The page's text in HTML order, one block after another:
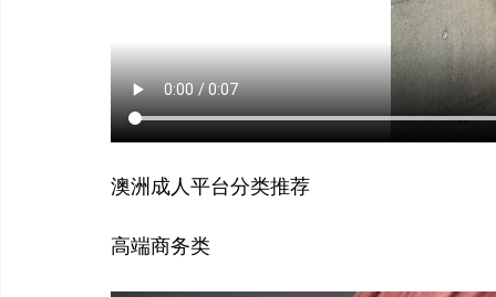
澳洲成人平台分类推荐
高端商务类